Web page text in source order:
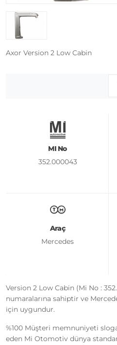
Axor Version 2 Low Cabin
MI No
352.000043
Araç
Mercedes
Version 2 Low Cabin (Mi No :
numaralarına sahiptir ve
için uygundur.
%100 Müşteri memnuniyeti
eden Mi Otomotiv dünya